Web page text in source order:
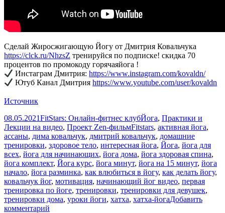
Сделай Жиросжигающую Йогу от Дмитрия Ковальчука
https://clck.ru/NhzsZ тренируйся по подписке! скидка 70
процентов по промокоду горячаяйога !
Инстаграм Дмитрия:https://www.instagram.com/kovaldn/
Ютуб Канал Дмитрияhttps://www.youtube.com/user/kovaldn
Источник
Опубликовано
08.05.2021Автор
FitStars: Онлайн-фитнес клубРубрики
Йога, Практики и
Лекции на видео, Проект Zen-фильмМетки
Fitstars, активная йога,
ассаны, дима ковальчук, дмитрий ковальчук, домашние
тренировки, здоровое тело, интересная йога, Йога, йога для
всех, йога для начинающих, йога дома, йога здоровая спина,
йога комплект, Йога курс, йога минут, йога на 15 минут, йога
начало, йога разминка, как влюбиться в йогу, как делать йогу,
ковальчук йог, мотивация, начинающий йог видео, первая
тренировка по йоге, тренировки, тренировки для девушек,
тренировки дома, уроки йоги, хатха, хатха-йогаДобавить
комментарий